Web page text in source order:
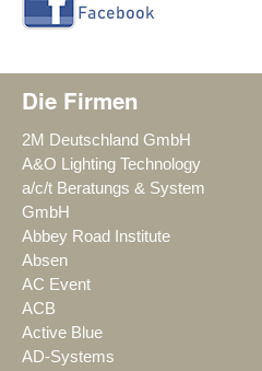
Die Firmen
2M Deutschland GmbH
A&O Lighting Technology
a/c/t Beratungs & System
GmbH
Abbey Road Institute
Absen
AC Event
ACB
Active Blue
AD-Systems